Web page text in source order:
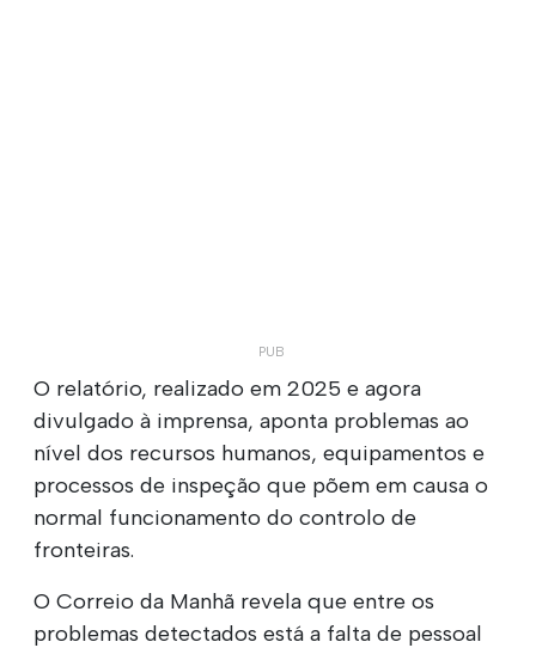
O relatório, realizado em 2025 e agora
divulgado à imprensa, aponta problemas ao
nível dos recursos humanos, equipamentos e
processos de inspeção que põem em causa o
normal funcionamento do controlo de
fronteiras.
O Correio da Manhã revela que entre os
problemas detectados está a falta de pessoal